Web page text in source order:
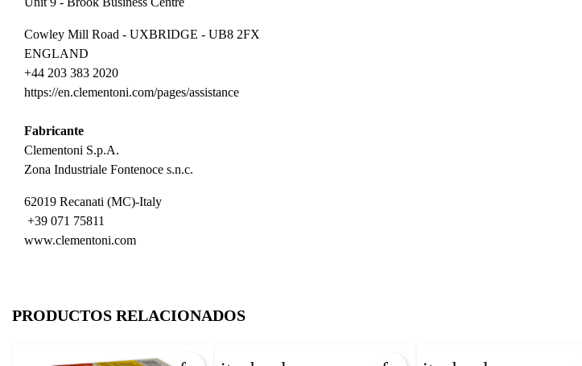
Cowley Mill Road - UXBRIDGE - UB8 2FX
ENGLAND
+44 203 383 2020
https://en.clementoni.com/pages/assistance
Fabricante
Clementoni S.p.A.
Zona Industriale Fontenoce s.n.c.
62019 Recanati (MC)-Italy
+39 071 75811
www.clementoni.com
PRODUCTOS RELACIONADOS